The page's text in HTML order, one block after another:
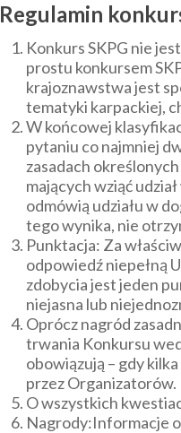
Regulamin
Konkurs SKPG nie
prostu konkursem
krajoznawstwa jest
tematyki karpackiej,
W końcowej
pytaniu co najmniej
zasadach
mających wziąć
odmówią udziału w
tego wynika, nie
Punktacja: Za
odpowiedź niepełną
zdobycia jest jeden
niejasna lub
Oprócz nagród
trwania Konkursu
obowiązują – gdy
przez Organizatorów.
O wszystkich
Nagrody:Informacje